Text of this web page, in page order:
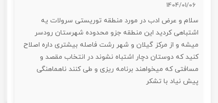
سلام و عرض ادب در مورد منطقه توریستی سرولات یه
اشتباهی کردید این منطقه جزو محدوده شهرستان رودسر
میشه و از مرکز گیلان و شهر رشت فاصله بیشتری داره اصلاح
کنید که دوستان دچار اشتباه نشوند در انتخاب مقصد و
مسافتی که میخواهند برنامه ریزی و طی کنند ناهماهنگی
پیش نیاد با تشکر